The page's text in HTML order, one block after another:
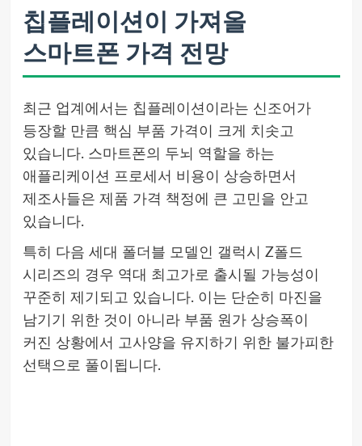
칩플레이션이 가져올
스마트폰 가격 전망
최근 업계에서는 칩플레이션이라는 신조어가
등장할 만큼 핵심 부품 가격이 크게 치솟고
있습니다. 스마트폰의 두뇌 역할을 하는
애플리케이션 프로세서 비용이 상승하면서
제조사들은 제품 가격 책정에 큰 고민을 안고
있습니다.
특히 다음 세대 폴더블 모델인 갤럭시 Z폴드
시리즈의 경우 역대 최고가로 출시될 가능성이
꾸준히 제기되고 있습니다. 이는 단순히 마진을
남기기 위한 것이 아니라 부품 원가 상승폭이
커진 상황에서 고사양을 유지하기 위한 불가피한
선택으로 풀이됩니다.